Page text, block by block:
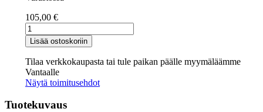
105,00 €
Active
Hands
kapealla
kärkiosalla
määrä
Lisää ostoskoriin
Tilaa verkkokaupasta tai tule paikan päälle myymäläämme
Vantaalle
Näytä toimitusehdot
Tuotekuvaus